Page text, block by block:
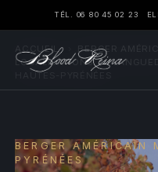
TÉL. 06 80 45 02 23
ACCUEIL BERGER
LOCALISATIONS
›
HAUTES-PYRÉNÉES
BERGER AMÉRICAIN
PYRÉNÉES